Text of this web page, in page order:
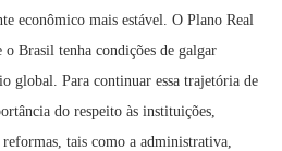
econômico mais estável. O Plano Real
Brasil tenha condições de galgar
global. Para continuar essa trajetória de
do respeito às instituições,
tais como a administrativa,